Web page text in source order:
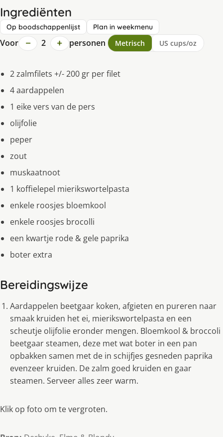
Ingrediënten
Op boodschappenlijst Plan in weekmenu
Voor − 2 + personen Metrisch US cups/oz
2 zalmfilets +/- 200 gr per filet
4 aardappelen
1 eike vers van de pers
olijfolie
peper
zout
muskaatnoot
1 koffielepel mierikswortelpasta
enkele roosjes bloemkool
enkele roosjes brocolli
een kwartje rode & gele paprika
boter extra
Bereidingswijze
Aardappelen beetgaar koken, afgieten en pureren naar
smaak kruiden het ei, mierikswortelpasta en een
scheutje olijfolie eronder mengen. Bloemkool & broccoli
beetgaar steamen, deze met wat boter in een pan
opbakken samen met de in schijfjes gesneden paprika
evenzeer kruiden. De zalm goed kruiden en gaar
steamen. Serveer alles zeer warm.
Klik op foto om te vergroten.